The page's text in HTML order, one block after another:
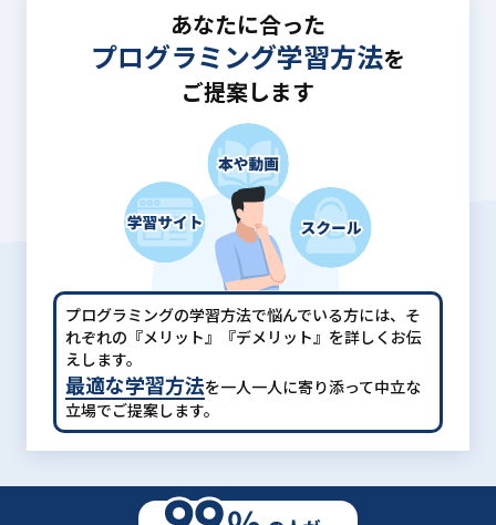
あなたに合った
プログラミング学習方法を
ご提案します
プログラミングの学習方法で悩んでいる方には、 そ
れぞれの『メリット』『デメリット』を詳しくお伝
えします。
最適な学習方法を一人一人に寄り添って中立な
立場でご提案します。